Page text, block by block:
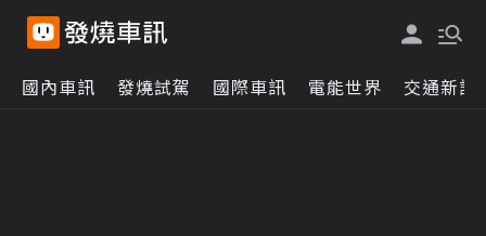
國內車訊 發燒試駕 國際車訊 電能世界 交通新訊